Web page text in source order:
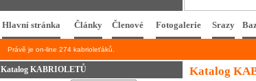
Hlavní stránka Články Členové Fotogalerie Srazy
Právě je on-line 274 kabrioleťáků.
Katalog KABRIOLETŮ
Katalog